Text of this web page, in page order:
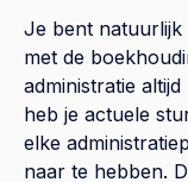
Je bent natuurlijk
met de
administratie
heb je actuele
elke
naar te hebben.